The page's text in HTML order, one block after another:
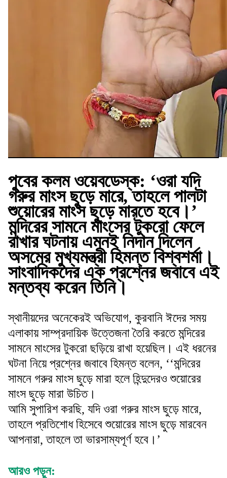
পুবের কলম ওয়েবডেস্ক: ‘ওরা যদি
গরুর মাংস ছুড়ে মারে, তাহলে পালটা
শুয়োরের মাংস ছুড়ে মারতে হবে।’
মন্দিরের সামনে মাংসের টুকরো ফেলে
রাখার ঘটনায় এমনই নিদান দিলেন
অসমের মুখ্যমন্ত্রী হিমন্ত বিশ্বশর্মা।
সাংবাদিকদের এক প্রশ্নের জবাবে এই
মন্তব্য করেন তিনি।
স্থানীয়দের অনেকেরই অভিযোগ, কুরবানি ঈদের সময়
এলাকায় সাম্প্রদায়িক উত্তেজনা তৈরি করতে মন্দিরের
সামনে মাংসের টুকরো ছড়িয়ে রাখা হয়েছিল। এই ধরনের
ঘটনা নিয়ে প্রশ্নের জবাবে হিমন্ত বলেন, ‘‘মন্দিরের
সামনে গরুর মাংস ছুড়ে মারা হলে হিন্দুদেরও শুয়োরের
মাংস ছুড়ে মারা উচিত।
আমি সুপারিশ করছি, যদি ওরা গরুর মাংস ছুড়ে মারে,
তাহলে প্রতিশোধ হিসেবে শুয়োরের মাংস ছুড়ে মারবেন
আপনারা, তাহলে তা ভারসাম্যপূর্ণ হবে।’
আরও পড়ুন: